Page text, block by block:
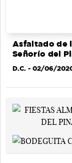
Asfaltado de
Señorío del
D.C. - 02/06/